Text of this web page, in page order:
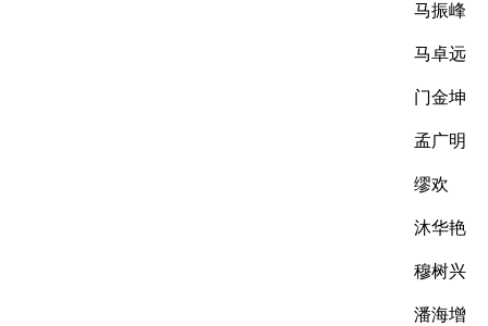
马振峰
马卓远
门金坤
孟广明
缪欢
沐华艳
穆树兴
潘海增